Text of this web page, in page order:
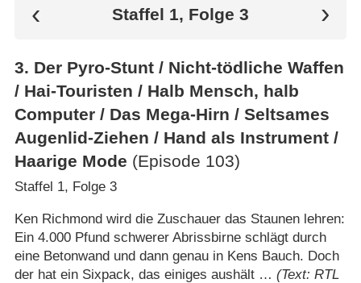
Staffel 1, Folge 3
3. Der Pyro-Stunt /​ Nicht-tödliche Waffen
/​ Hai-Touristen /​ Halb Mensch, halb
Computer /​ Das Mega-Hirn /​ Seltsames
Augenlid-Ziehen /​ Hand als Instrument /​
Haarige Mode (Episode 103)
Staffel 1, Folge 3
Ken Richmond wird die Zuschauer das Staunen lehren:
Ein 4.000 Pfund schwerer Abrissbirne schlägt durch
eine Betonwand und dann genau in Kens Bauch. Doch
der hat ein Sixpack, das einiges aushält … (Text: RTL